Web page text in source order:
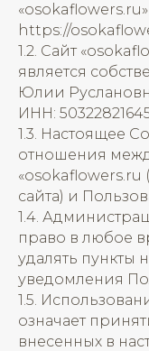
https://
1.2. Сайт
является
Юлии
ИНН:
1.3. Настоящее
отношения
«osokaflowers.ru
сайта) и
1.4.
право в любое
удалять пункты
уведомления
1.5.
означает
внесенных в